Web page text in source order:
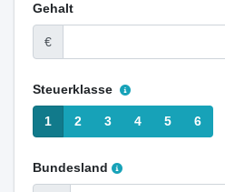
Gehalt
€
Steuerklasse
1 2 3 4 5 6
Bundesland